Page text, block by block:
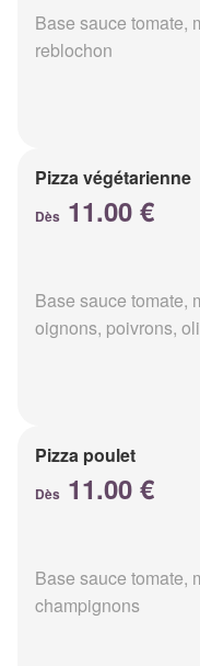
Base sauce tomate,
reblochon
Pizza végétarienne
Dès 11.00 €
Base sauce tomate,
oignons, poivrons,
Pizza poulet
Dès 11.00 €
Base sauce tomate,
champignons